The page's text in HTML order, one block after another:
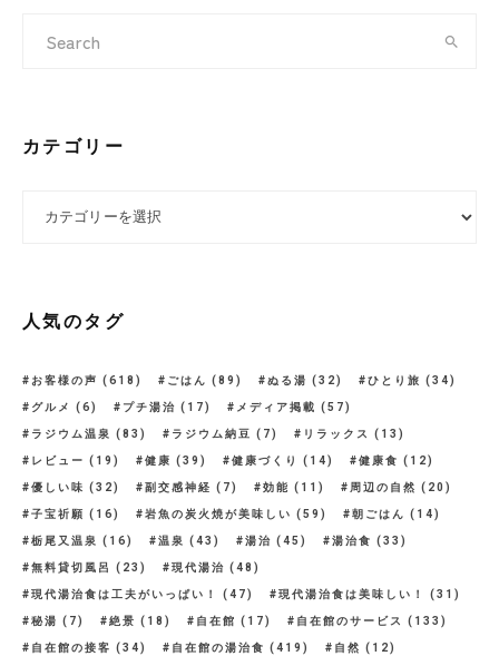
カテゴリー
人気のタグ
お客様の声 (618) ごはん (89) ぬる湯 (32) ひとり旅 (34)
グルメ (6) プチ湯治 (17) メディア掲載 (57)
ラジウム温泉 (83) ラジウム納豆 (7) リラックス (13)
レビュー (19) 健康 (39) 健康づくり (14) 健康食 (12)
優しい味 (32) 副交感神経 (7) 効能 (11) 周辺の自然 (20)
子宝祈願 (16) 岩魚の炭火焼が美味しい (59) 朝ごはん (14)
栃尾又温泉 (16) 温泉 (43) 湯治 (45) 湯治食 (33)
無料貸切風呂 (23) 現代湯治 (48)
現代湯治食は工夫がいっぱい！ (47) 現代湯治食は美味しい！ (31)
秘湯 (7) 絶景 (18) 自在館 (17) 自在館のサービス (133)
自在館の接客 (34) 自在館の湯治食 (419) 自然 (12)